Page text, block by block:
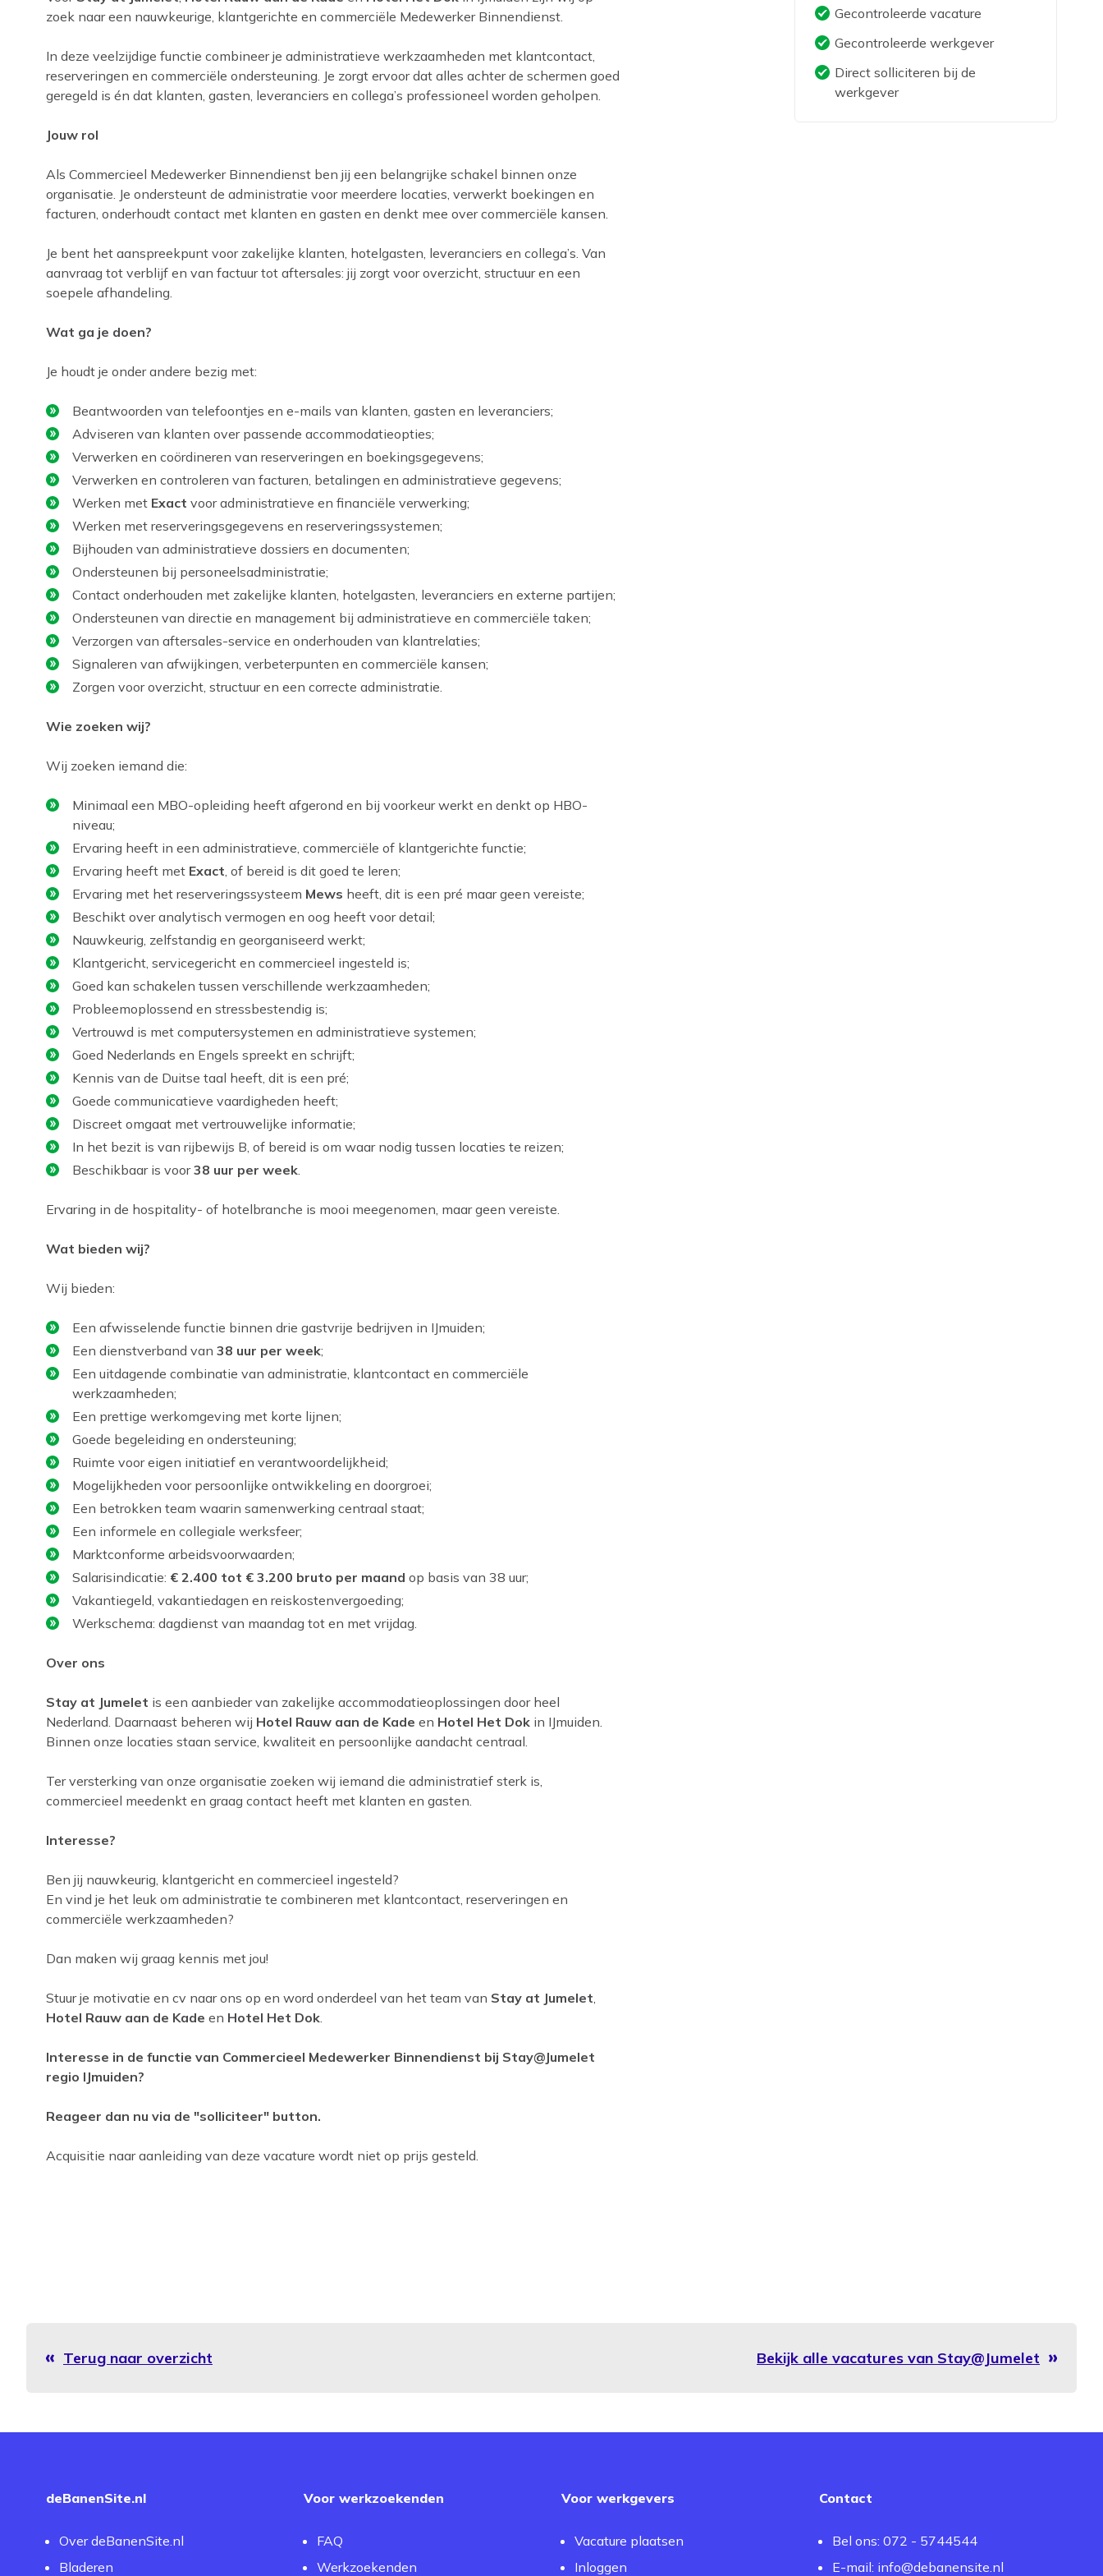
zoek naar een nauwkeurige, klantgerichte en commerciële Medewerker Binnendienst.
In deze veelzijdige functie combineer je administratieve werkzaamheden met klantcontact,
reserveringen en commerciële ondersteuning. Je zorgt ervoor dat alles achter de schermen goed
geregeld is én dat klanten, gasten, leveranciers en collega’s professioneel worden geholpen.
Jouw rol
Als Commercieel Medewerker Binnendienst ben jij een belangrijke schakel binnen onze
organisatie. Je ondersteunt de administratie voor meerdere locaties, verwerkt boekingen en
facturen, onderhoudt contact met klanten en gasten en denkt mee over commerciële kansen.
Je bent het aanspreekpunt voor zakelijke klanten, hotelgasten, leveranciers en collega’s. Van
aanvraag tot verblijf en van factuur tot aftersales: jij zorgt voor overzicht, structuur en een
soepele afhandeling.
Wat ga je doen?
Je houdt je onder andere bezig met:
Beantwoorden van telefoontjes en e-mails van klanten, gasten en leveranciers;
Adviseren van klanten over passende accommodatieopties;
Verwerken en coördineren van reserveringen en boekingsgegevens;
Verwerken en controleren van facturen, betalingen en administratieve gegevens;
Werken met Exact voor administratieve en financiële verwerking;
Werken met reserveringsgegevens en reserveringssystemen;
Bijhouden van administratieve dossiers en documenten;
Ondersteunen bij personeelsadministratie;
Contact onderhouden met zakelijke klanten, hotelgasten, leveranciers en externe partijen;
Ondersteunen van directie en management bij administratieve en commerciële taken;
Verzorgen van aftersales-service en onderhouden van klantrelaties;
Signaleren van afwijkingen, verbeterpunten en commerciële kansen;
Zorgen voor overzicht, structuur en een correcte administratie.
Wie zoeken wij?
Wij zoeken iemand die:
Minimaal een MBO-opleiding heeft afgerond en bij voorkeur werkt en denkt op HBO-
niveau;
Ervaring heeft in een administratieve, commerciële of klantgerichte functie;
Ervaring heeft met Exact, of bereid is dit goed te leren;
Ervaring met het reserveringssysteem Mews heeft, dit is een pré maar geen vereiste;
Beschikt over analytisch vermogen en oog heeft voor detail;
Nauwkeurig, zelfstandig en georganiseerd werkt;
Klantgericht, servicegericht en commercieel ingesteld is;
Goed kan schakelen tussen verschillende werkzaamheden;
Probleemoplossend en stressbestendig is;
Vertrouwd is met computersystemen en administratieve systemen;
Goed Nederlands en Engels spreekt en schrijft;
Kennis van de Duitse taal heeft, dit is een pré;
Goede communicatieve vaardigheden heeft;
Discreet omgaat met vertrouwelijke informatie;
In het bezit is van rijbewijs B, of bereid is om waar nodig tussen locaties te reizen;
Beschikbaar is voor38 uur per week.
Ervaring in de hospitality- of hotelbranche is mooi meegenomen, maar geen vereiste.
Wat bieden wij?
Wij bieden:
Een afwisselende functie binnen drie gastvrije bedrijven in IJmuiden;
Een dienstverband van 38 uur per week;
Een uitdagende combinatie van administratie, klantcontact en commerciële
werkzaamheden;
Een prettige werkomgeving met korte lijnen;
Goede begeleiding en ondersteuning;
Ruimte voor eigen initiatief en verantwoordelijkheid;
Mogelijkheden voor persoonlijke ontwikkeling en doorgroei;
Een betrokken team waarin samenwerking centraal staat;
Een informele en collegiale werksfeer;
Marktconforme arbeidsvoorwaarden;
Salarisindicatie: € 2.400 tot € 3.200 bruto per maand op basis van 38 uur;
Vakantiegeld, vakantiedagen en reiskostenvergoeding;
Werkschema: dagdienst van maandag tot en met vrijdag.
Over ons
Stay at Jumelet is een aanbieder van zakelijke accommodatieoplossingen door heel
Nederland. Daarnaast beheren wij Hotel Rauw aan de Kade en Hotel Het Dok in IJmuiden.
Binnen onze locaties staan service, kwaliteit en persoonlijke aandacht centraal.
Ter versterking van onze organisatie zoeken wij iemand die administratief sterk is,
commercieel meedenkt en graag contact heeft met klanten en gasten.
Interesse?
Ben jij nauwkeurig, klantgericht en commercieel ingesteld?
En vind je het leuk om administratie te combineren met klantcontact, reserveringen en
commerciële werkzaamheden?
Dan maken wij graag kennis met jou!
Stuur je motivatie en cv naar ons op en word onderdeel van het team van Stay at Jumelet,
Hotel Rauw aan de Kade en Hotel Het Dok.
Interesse in de functie van Commercieel Medewerker Binnendienst bij Stay@Jumelet
regio IJmuiden?
Reageer dan nu via de "solliciteer" button.
Acquisitie naar aanleiding van deze vacature wordt niet op prijs gesteld.
Terug naar overzicht Bekijk alle vacatures van Stay@Jumelet
Gecontroleerde vacature
Gecontroleerde werkgever
Direct solliciteren bij de
werkgever
deBanenSite.nl
Over deBanenSite.nl
Bladeren
Voor werkzoekenden
FAQ
Werkzoekenden
Voor werkgevers
Vacature plaatsen
Inloggen
Contact
Bel ons: 072 - 5744544
E-mail: info@debanensite.nl